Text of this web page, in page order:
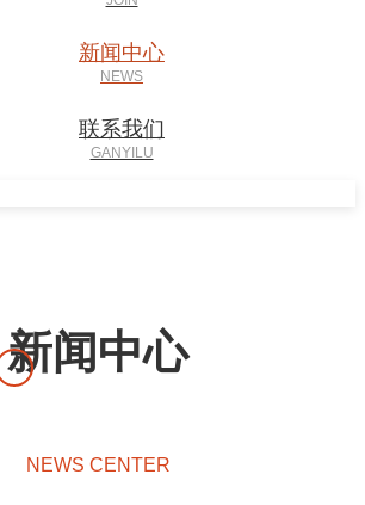
新闻中心
联系我们
新闻中心
NEWS CENTER